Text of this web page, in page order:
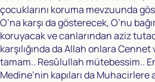
çocuklarını koruma mevzuunda
O’na karşı da gösterecek, O’nu
koruyacak ve canlarından aziz
karşılığında da Allah onlara
tamam.. Resûlullah mütebessim..
Medine’nin kapıları da Muhacirlere